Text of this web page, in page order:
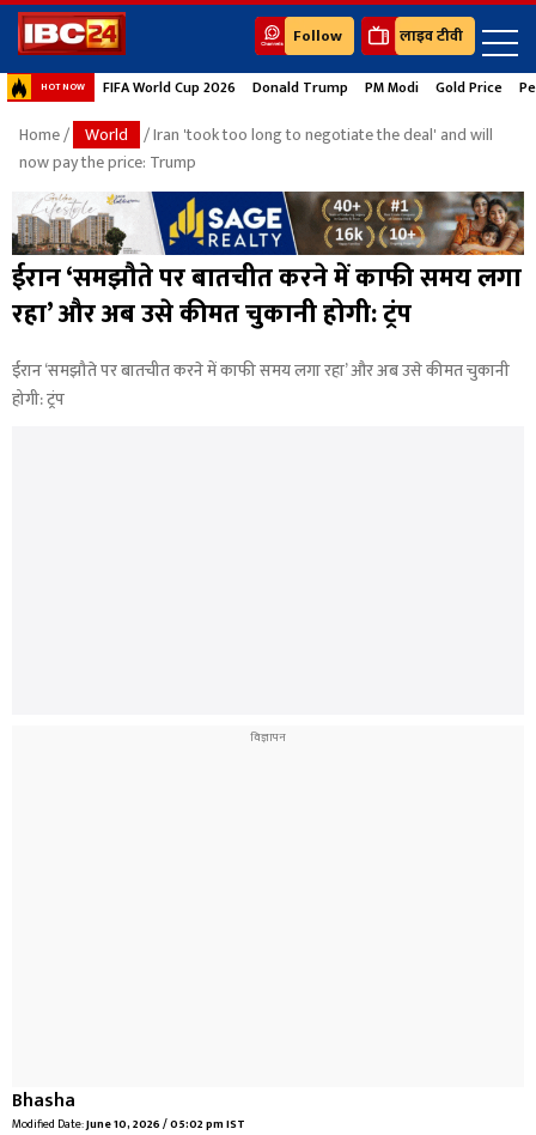
Follow लाइव टीवी
HOT NOW FIFA World Cup 2026 Donald Trump PM Modi Gold Price
Home/ World
/ Iran 'took too long to negotiate the deal' and will
now pay the price: Trump
ईरान ‘समझौते पर बातचीत करने में काफी समय लगा
रहा’ और अब उसे कीमत चुकानी होगी: ट्रंप
ईरान ‘समझौते पर बातचीत करने में काफी समय लगा रहा’ और अब उसे कीमत चुकानी
होगी: ट्रंप
Bhasha
Modified Date:June 10, 2026 / 05:02 pm IST